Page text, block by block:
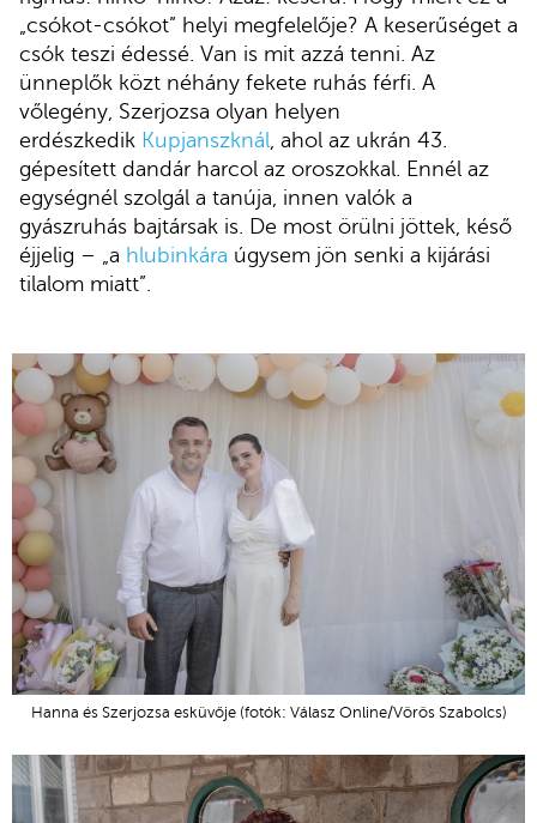
„csókot-csókot” helyi megfelelője? A keserűséget a
csók teszi édessé. Van is mit azzá tenni. Az
ünneplők közt néhány fekete ruhás férfi. A
vőlegény, Szerjozsa olyan helyen
erdészkedik Kupjanszknál, ahol az ukrán 43.
gépesített dandár harcol az oroszokkal. Ennél az
egységnél szolgál a tanúja, innen valók a
gyászruhás bajtársak is. De most örülni jöttek, késő
éjjelig – „a hlubinkára úgysem jön senki a kijárási
tilalom miatt”.
Hanna és Szerjozsa esküvője (fotók: Válasz Online/Vörös Szabolcs)